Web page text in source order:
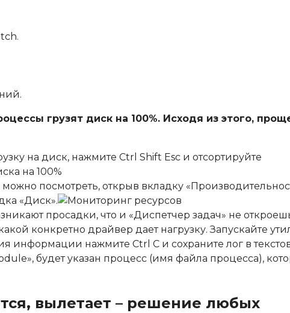
грузят диск на 100%. Исходя из этого,
на диск, нажмите Ctrl Shift Esc и отсортируйте
посмотреть, открыв вкладку
«Диск».
просадки, что и «Диспетчер задач» не
конкретно драйвер дает нагрузку. Запускайте
информации нажмите Ctrl C и сохраните лог в
будет указан процесс (имя файла процесса),
вылетает – решение любых